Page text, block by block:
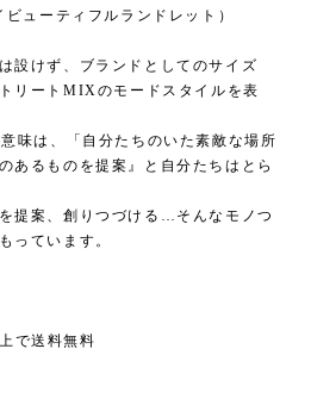
ューティフルランドレット）
設けず、ブランドとしてのサイズ
リートMIXのモードスタイルを表
味は、「自分たちのいた素敵な場所
あるものを提案』と自分たちはとら
提案、創りつづける…そんなモノつ
っています。
で送料無料